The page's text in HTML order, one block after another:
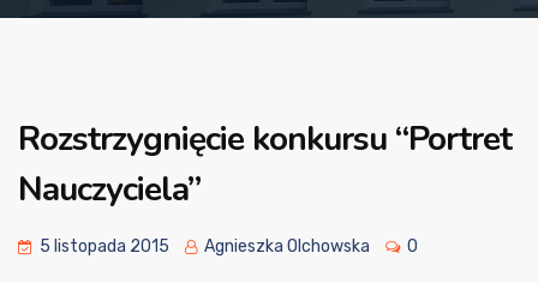
Rozstrzygnięcie konkursu “Portret
Nauczyciela”
5 listopada 2015 Agnieszka Olchowska 0